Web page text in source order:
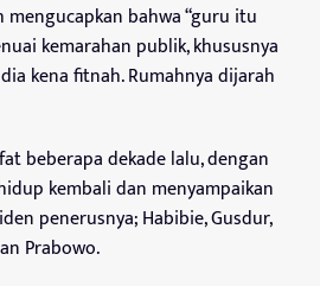
bahwa “guru itu
kemarahan publik, khususnya
kena fitnah. Rumahnya dijarah
beberapa dekade lalu, dengan
kembali dan menyampaikan
penerusnya; Habibie, Gusdur,
Prabowo.